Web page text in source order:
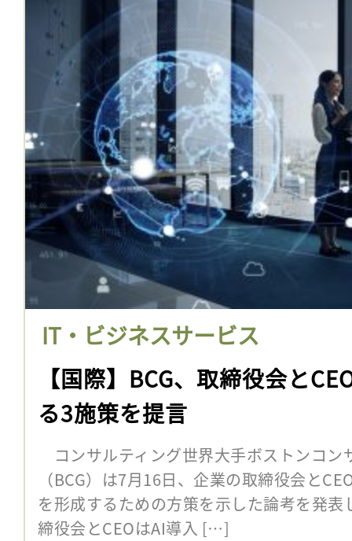
IT・ビジネスサービス
【国際】BCG、取締役会と
る3施策を提言
コンサルティング世界大手ボストンコン
（BCG）は7月16日、企業の取締役会と
を形成するための方策を示した論考を発
締役会とCEOはAI導入 […]